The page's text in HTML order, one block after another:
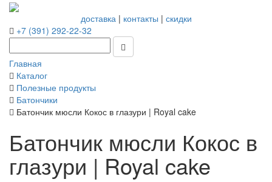
доставка| контакты | скидки
+7 (391) 292-22-32
Главная
Каталог
Полезные продукты
Батончики
Батончик мюсли Кокос в глазури | Royal cake
Батончик мюсли Кокос в
глазури | Royal cake